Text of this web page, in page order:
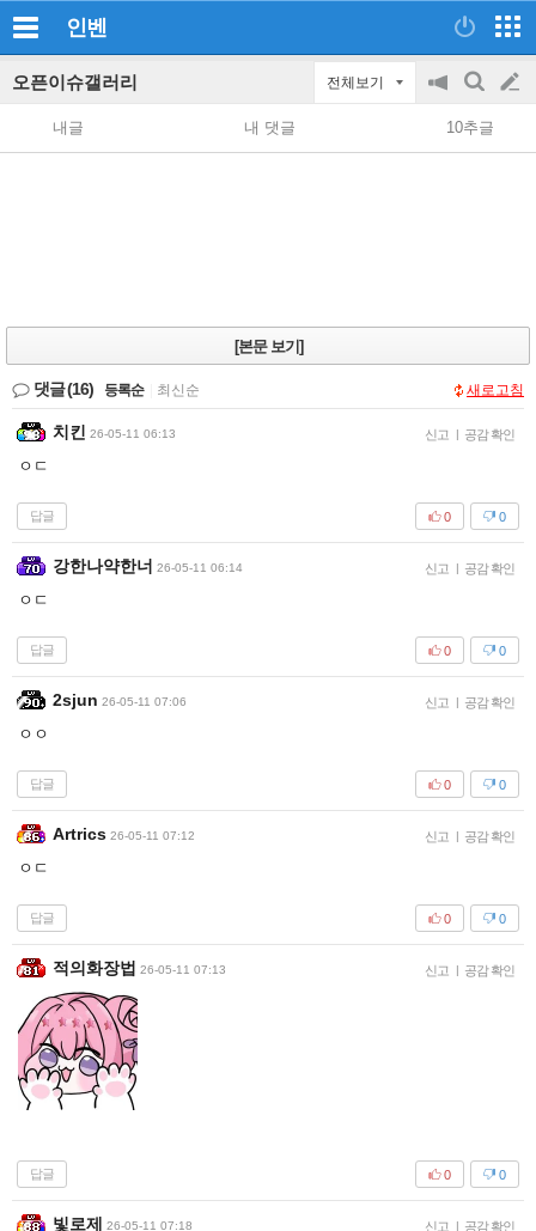
인벤
오픈이슈갤러리 전체보기
공
지
on/off
검
색
글
쓰
내글 내 댓글 10추글
[본문 보기]
댓글(16) 등록순 최신순 새로고침
치킨 26-05-11 06:13 신고 | 공감 확인
ㅇㄷ
답글 0
0
강한나약한너 26-05-11 06:14 신고 | 공감 확인
ㅇㄷ
답글 0
0
2sjun 26-05-11 07:06 신고 | 공감 확인
ㅇㅇ
답글 0
0
Artrics 26-05-11 07:12 신고 | 공감 확인
ㅇㄷ
답글 0
0
적의화장법 26-05-11 07:13 신고 | 공감 확인
답글 0
0
빛로제 26-05-11 07:18 신고 | 공감 확인